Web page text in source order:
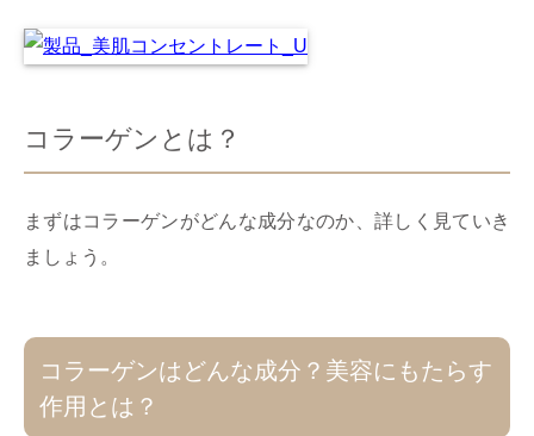
コラーゲンとは？
まずはコラーゲンがどんな成分なのか、詳しく見ていき
ましょう。
コラーゲンはどんな成分？美容にもたらす
作用とは？